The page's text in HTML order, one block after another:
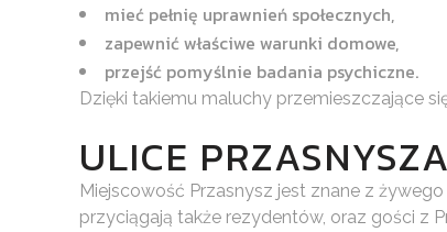
mieć pełnię uprawnień społecznych,
zapewnić właściwe warunki domowe,
przejść pomyślnie badania psychiczne.
Dzięki takiemu maluchy przemieszczające
ULICE
Miejscowość Przasnysz jest znane z
przyciągają także rezydentów, oraz gości z